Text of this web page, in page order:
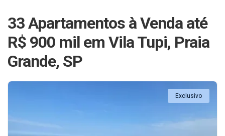
33 Apartamentos à Venda até
R$ 900 mil em Vila Tupi, Praia
Grande, SP
Exclusivo